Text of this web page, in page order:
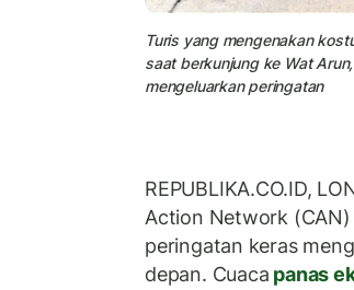
Turis yang mengenakan
saat berkunjung ke Wat
mengeluarkan peringatan
REPUBLIKA.CO.ID,
Action Network (CAN)
peringatan keras
depan. Cuaca panas